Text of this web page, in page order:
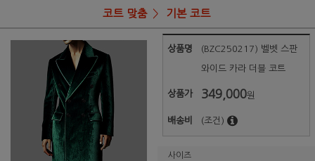
코트 맞춤 기본 코트
상품명 (BZC250217) 벨벳 스판
와이드 카라 더블 코트
상품가 349,000원
배송비 (조건)
사이즈